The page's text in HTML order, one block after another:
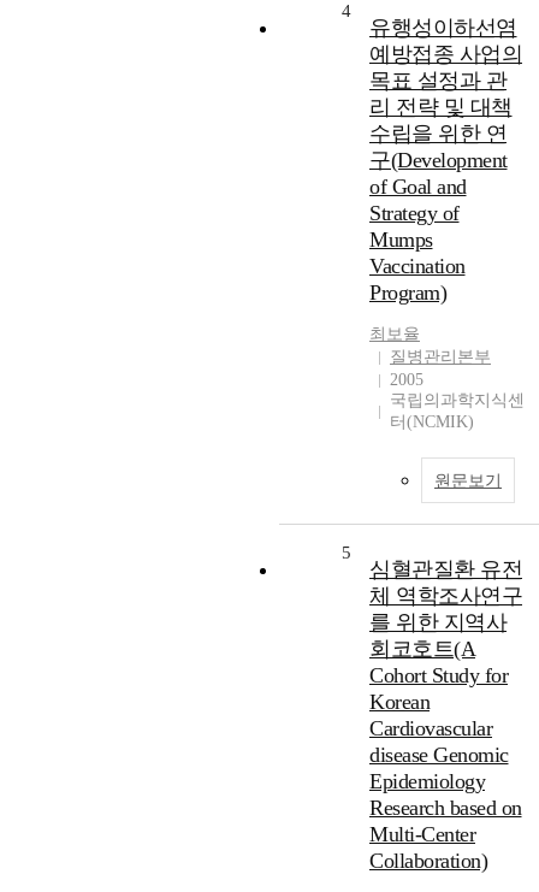
4
유행성이하선염
예방접종 사업의
목표 설정과 관
리 전략 및 대책
수립을 위한 연
구(Development
of Goal and
Strategy of
Mumps
Vaccination
Program)
최보율
질병관리본부
2005
국립의과학지식센
터(NCMIK)
원문보기
5
심혈관질환 유전
체 역학조사연구
를 위한 지역사
회코호트(A
Cohort Study for
Korean
Cardiovascular
disease Genomic
Epidemiology
Research based on
Multi-Center
Collaboration)